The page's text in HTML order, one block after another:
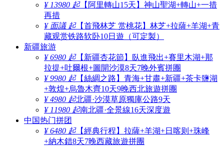
¥ 13980 起【阿里轉山15天】神山聖湖+轉山+一措
再措
¥ 面議 起【首飛林芝 赏桃花】林芝+拉薩+羊湖+青
藏观赏铁路软卧10日遊（可定製）
新疆旅游
¥ 6980 起【新疆杏花節】臥進飛出+賽里木湖+那
拉提+吐爾根+圖開沙漠8天7晚外賓拼團
¥ 9980 起【絲綢之路】青海+甘肅+新疆+茶卡鹽湖
+敦煌+烏魯木齊10天9晚西北旅遊拼團
¥ 4980 起北疆·沙漠草原獨庫公路9天
¥ 11980 起南北疆·全景線16天深度遊
中国热门拼团
¥ 6480 起【經典行程】拉薩+羊湖+日喀则+珠峰
+納木錯8天7晚西藏旅遊拼團